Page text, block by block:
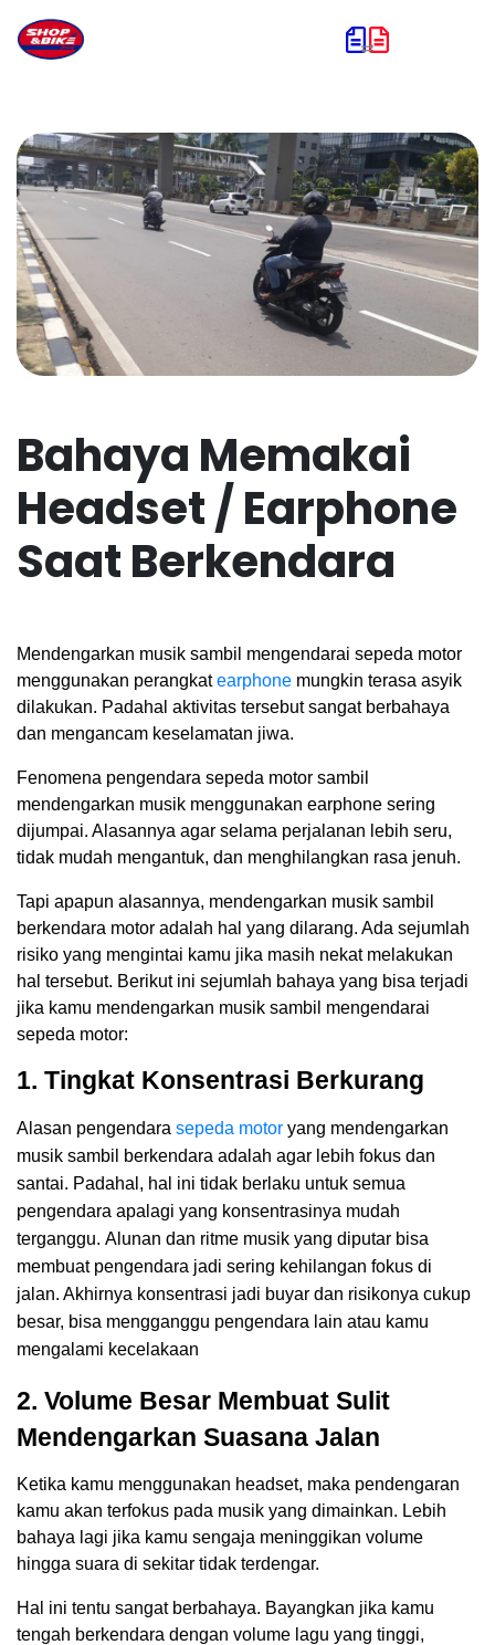
Bahaya Memakai
Headset / Earphone
Saat Berkendara
Mendengarkan musik sambil mengendarai sepeda motor
menggunakan perangkatearphone mungkin terasa asyik
dilakukan. Padahal aktivitas tersebut sangat berbahaya
dan mengancam keselamatan jiwa.
Fenomena pengendara sepeda motor sambil
mendengarkan musik menggunakan earphone sering
dijumpai. Alasannya agar selama perjalanan lebih seru,
tidak mudah mengantuk, dan menghilangkan rasa jenuh.
Tapi apapun alasannya, mendengarkan musik sambil
berkendara motor adalah hal yang dilarang. Ada sejumlah
risiko yang mengintai kamu jika masih nekat melakukan
hal tersebut. Berikut ini sejumlah bahaya yang bisa terjadi
jika kamu mendengarkan musik sambil mengendarai
sepeda motor:
1. Tingkat Konsentrasi Berkurang
Alasan pengendara sepeda motor yang mendengarkan
musik sambil berkendara adalah agar lebih fokus dan
santai. Padahal, hal ini tidak berlaku untuk semua
pengendara apalagi yang konsentrasinya mudah
terganggu. Alunan dan ritme musik yang diputar bisa
membuat pengendara jadi sering kehilangan fokus di
jalan. Akhirnya konsentrasi jadi buyar dan risikonya cukup
besar, bisa mengganggu pengendara lain atau kamu
mengalami kecelakaan
2. Volume Besar Membuat Sulit
Mendengarkan Suasana Jalan
Ketika kamu menggunakan headset, maka pendengaran
kamu akan terfokus pada musik yang dimainkan. Lebih
bahaya lagi jika kamu sengaja meninggikan volume
hingga suara di sekitar tidak terdengar.
Hal ini tentu sangat berbahaya. Bayangkan jika kamu
tengah berkendara dengan volume lagu yang tinggi,